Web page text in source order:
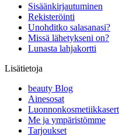
Sisäänkirjautuminen
Rekisteröinti
Unohditko salasanasi?
Missä lähetykseni on?
Lunasta lahjakortti
Lisätietoja
beauty Blog
Ainesosat
Me ja ympäristömme
Tarjoukset